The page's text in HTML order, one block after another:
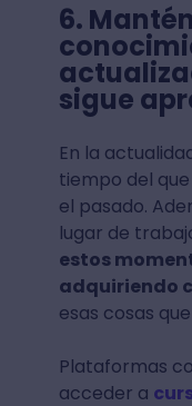
6.
sigue
En la
tiempo del
el pasado.
lugar de
estos
adquiriendo
esas cosas
Plataformas
acceder a